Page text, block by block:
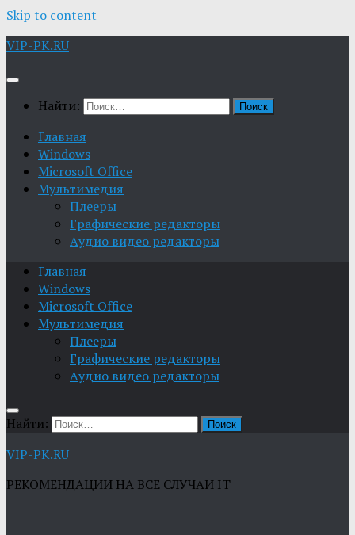
Skip to content
VIP-PK.RU
Найти:
Главная
Windows
Microsoft Office
Мультимедия
Плееры
Графические редакторы
Aудио видео редакторы
Главная
Windows
Microsoft Office
Мультимедия
Плееры
Графические редакторы
Aудио видео редакторы
Найти:
VIP-PK.RU
РЕКОМЕНДАЦИИ НА ВСЕ СЛУЧАИ IT